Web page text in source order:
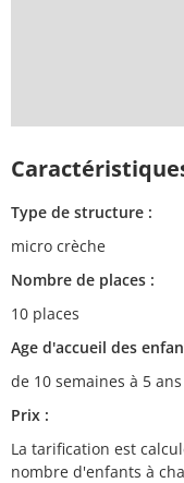
Type de structure :
micro crèche
Nombre de places :
10 places
Age d'accueil des
de 10 semaines à 5 ans
Prix :
La tarification est
nombre d'enfants à